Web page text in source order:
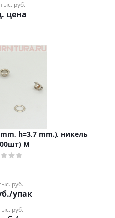
руб.
цена
h=3,7 mm.), никель
M
руб.
/упак
руб.